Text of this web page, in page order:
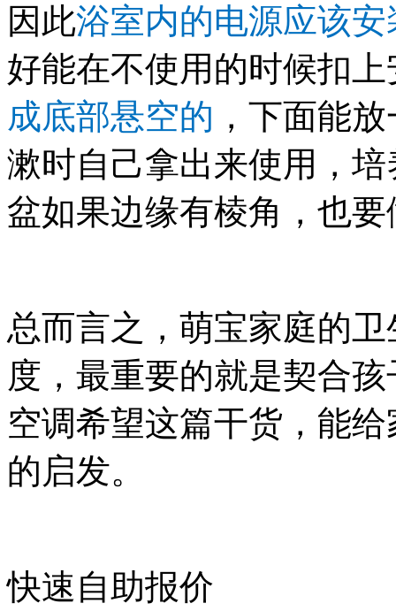
因此浴室内的电源应该
好能在不使用的时候扣
成底部悬空的 ，下面能
漱时自己拿出来使用，
盆如果边缘有棱角，也要
总而言之，萌宝家庭的
度，最重要的就是契合
空调希望这篇干货，能
的启发。
快速自助报价